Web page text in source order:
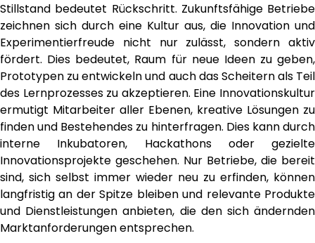
Stillstand bedeutet Rückschritt. Zukunftsfähige Betriebe
zeichnen sich durch eine Kultur aus, die Innovation und
Experimentierfreude nicht nur zulässt, sondern aktiv
fördert. Dies bedeutet, Raum für neue Ideen zu geben,
Prototypen zu entwickeln und auch das Scheitern als Teil
des Lernprozesses zu akzeptieren. Eine Innovationskultur
ermutigt Mitarbeiter aller Ebenen, kreative Lösungen zu
finden und Bestehendes zu hinterfragen. Dies kann durch
interne Inkubatoren, Hackathons oder gezielte
Innovationsprojekte geschehen. Nur Betriebe, die bereit
sind, sich selbst immer wieder neu zu erfinden, können
langfristig an der Spitze bleiben und relevante Produkte
und Dienstleistungen anbieten, die den sich ändernden
Marktanforderungen entsprechen.